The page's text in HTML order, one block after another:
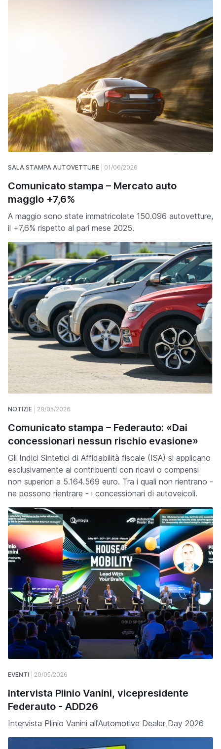
SALA STAMPA AUTOVETTURE 01/06/2026
Comunicato stampa – Mercato auto
maggio +7,6%
A maggio sono state immatricolate 150.096 autovetture,
il +7,6% rispetto al pari mese 2025.
NOTIZIE 28/05/2026
Comunicato stampa – Federauto: «Dai
concessionari nessun rischio evasione»
Gli Indici Sintetici di Affidabilità fiscale (ISA) si applicano
esclusivamente ai contribuenti con ricavi o compensi
non superiori a 5.164.569 euro. Tra i quali non rientrano -
ne possono rientrare - i concessionari di autoveicoli.
EVENTI 20/05/2026
Intervista Plinio Vanini, vicepresidente
Federauto - ADD26
Intervista Plinio Vanini all'Automotive Dealer Day 2026